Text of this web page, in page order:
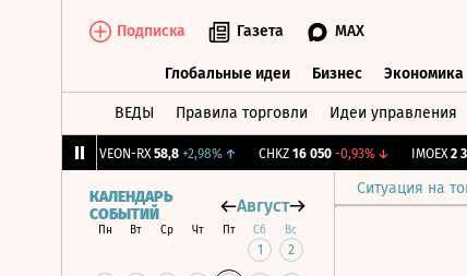
Подписка Газета MAX
Глобальные идеи Бизнес Экономика
ВЕДЫ Правила торговли Идеи управления
VEON-RX 58,8 +2,98%↑ CHKZ 16 050 -0,93%↓ IMOEX 2
Ситуация на
КАЛЕНДАРЬ
СОБЫТИЙ
Август
Пн Вт Ср Чт Пт Сб Вс
1 2